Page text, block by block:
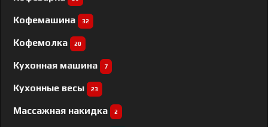
Кофемашина 32
Кофемолка 20
Кухонная машина 7
Кухонные весы 23
Массажная накидка 2